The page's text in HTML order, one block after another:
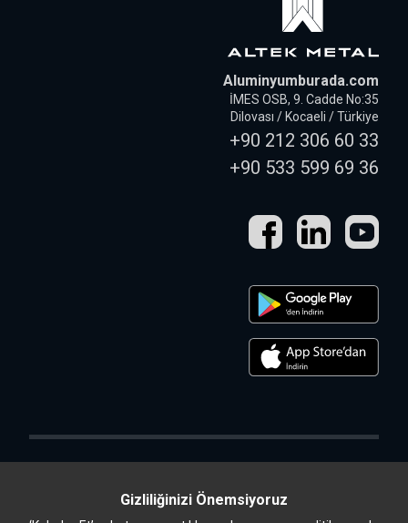
Aluminyumburada.com
İMES OSB, 9. Cadde No:35
Dilovası / Kocaeli / Türkiye
+90 212 306 60 33
+90 533 599 69 36
Gizliliğinizi Önemsiyoruz